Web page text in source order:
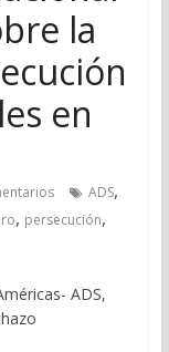
la
en
ADS,
, persecución,
ADS,